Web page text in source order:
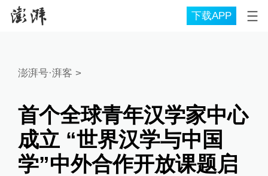
下载APP
澎湃号·湃客 >
首个全球青年汉学家中心
成立 “世界汉学与中国
学”中外合作开放课题启